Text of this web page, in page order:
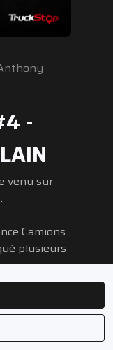
-
venu sur
Camions
plusieurs
au